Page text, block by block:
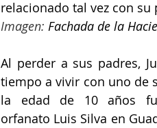
relacionado tal vez con
Imagen: Fachada de la
Al perder a sus padres,
tiempo a vivir con uno de
la edad de 10 años
orfanato Luis Silva en